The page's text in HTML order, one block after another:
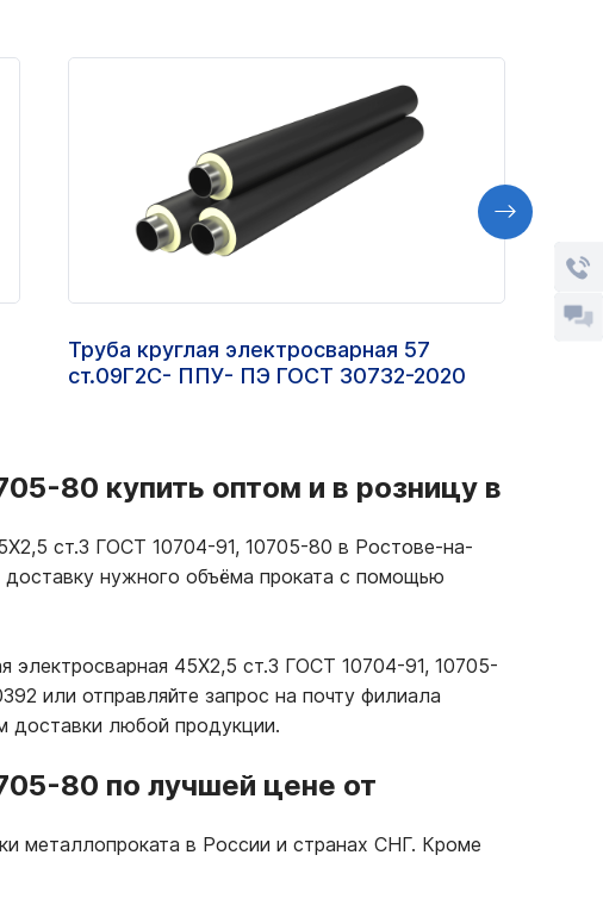
Труба круглая электросварная 57
ст.09Г2С- ППУ- ПЭ ГОСТ 30732-2020
80 купить оптом и в розницу в
ст.3 ГОСТ 10704-91, 10705-80 в Ростове-на-
нужного объёма проката с помощью
электросварная 45Х2,5 ст.3 ГОСТ 10704-91, 10705-
или отправляйте запрос на почту филиала
доставки любой продукции.
80 по лучшей цене от
металлопроката в России и странах СНГ. Кроме